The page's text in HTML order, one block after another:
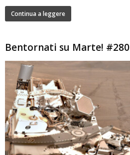
Continua a leggere
Bentornati su Marte! #280